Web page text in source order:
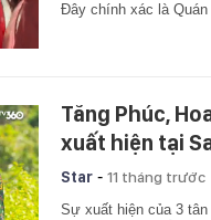
Đây chính xác là Quán
Tăng Phúc,
xuất hiện tại
Star - 11 tháng trước
Sự xuất hiện của 3 tân